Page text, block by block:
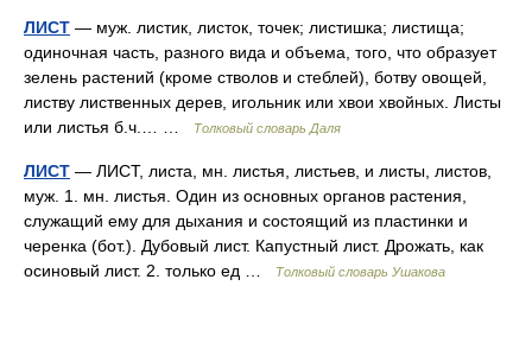
ЛИСТ — муж. листик, листок, точек; листишка; листища;
одиночная часть, разного вида и объема, того, что образует
зелень растений (кроме стволов и стеблей), ботву овощей,
листву лиственных дерев, игольник или хвои хвойных. Листы
или листья б.ч.… …
Толковый словарь Даля
ЛИСТ — ЛИСТ, листа, мн. листья, листьев, и листы, листов,
муж. 1. мн. листья. Один из основных органов растения,
служащий ему для дыхания и состоящий из пластинки и
черенка (бот.). Дубовый лист. Капустный лист. Дрожать, как
осиновый лист. 2. только ед …
Толковый словарь Ушакова